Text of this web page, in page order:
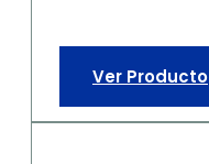
Ver Producto